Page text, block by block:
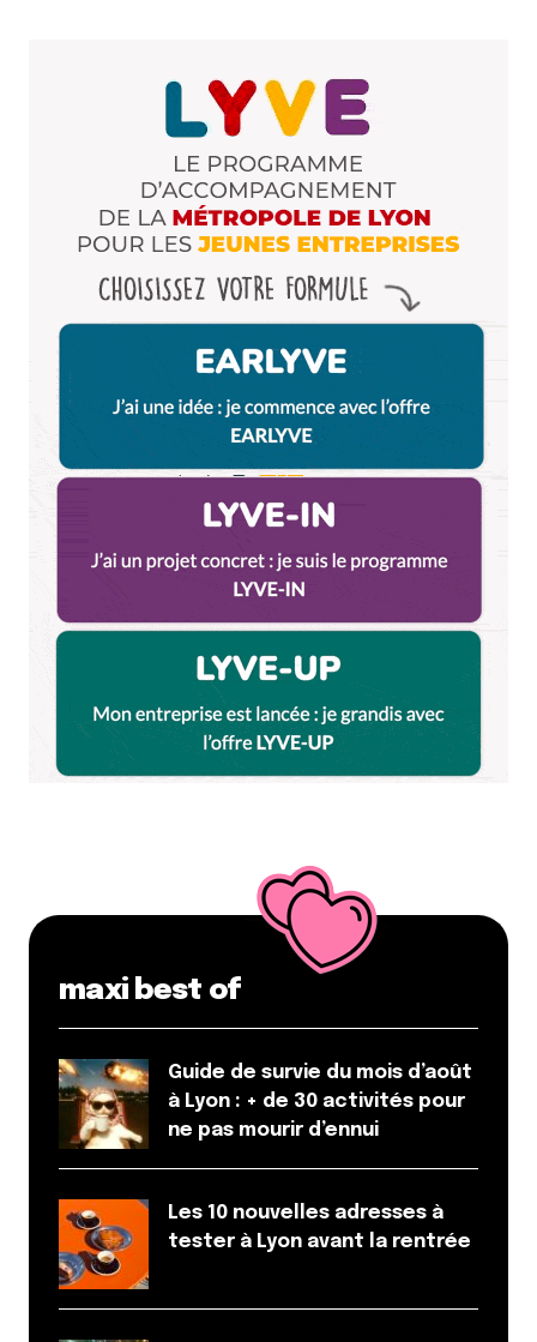
Votre adresse e-mail ne sera pas publiée.
champs obligatoires sont indiqués avec
Dis-nous tout
Name*
E-mail
Enregistrer mon nom, mon e-mail et mon site dans le
navigateur pour mon prochain commentaire.
Prévenez-moi de tous les nouveaux commentaires
par e-mail.
maxi best of
Guide de survie du mois d’août
à Lyon : + de 30 activités pour
ne pas mourir d’ennui
Les 10 nouvelles adresses à
tester à Lyon avant la rentrée